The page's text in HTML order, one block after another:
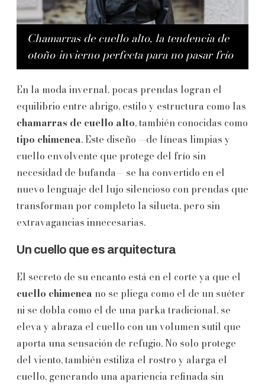
Chamarras de cuello alto, la tendencia de
otoño-invierno perfecta para no pasar frío
En la moda invernal, pocas prendas logran el
equilibrio entre abrigo, estilo y estructura como las
chamarras de cuello alto, también conocidas como
tipo chimenea. Este diseño —de líneas limpias y
cuello envolvente que protege del frío sin
necesidad de bufanda— se ha convertido en el
nuevo lenguaje del lujo silencioso con prendas que
transforman por completo la silueta, pero sin
extravagancias innecesarias.
Un cuello que es arquitectura
El secreto de su encanto está en el corte ya que el
cuello chimenea no se pliega como el de un suéter
ni se dobla como el de una parka tradicional, se
eleva y abraza el cuello con un volumen sutil que
aporta una sensación de refugio. No solo protege
del viento, también estiliza el rostro y alarga el
cuello, generando una apariencia refinada sin